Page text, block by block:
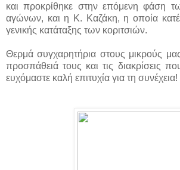
και προκρίθηκε στην επόμενη φάση
αγώνων, και η Κ. Καζάκη, η οποία
γενικής κατάταξης των κοριτσιών.
Θερμά συγχαρητήρια στους μικρούς
προσπάθειά τους και τις διακρίσεις
ευχόμαστε καλή επιτυχία για τη συνέχεια!